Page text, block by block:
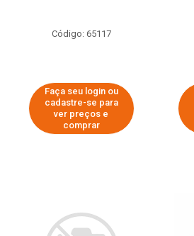
Código: 65117
Faça seu login ou
cadastre-se para
ver preços e
comprar